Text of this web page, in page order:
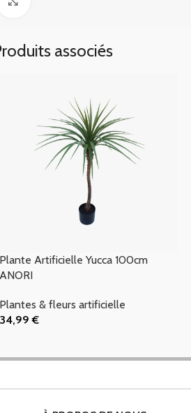
associés
Plante Artificielle Yucca 100cm
ANORI
Plantes & fleurs artificielle
34,99€